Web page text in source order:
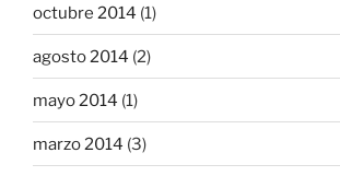
octubre 2014 (1)
agosto 2014 (2)
mayo 2014 (1)
marzo 2014 (3)